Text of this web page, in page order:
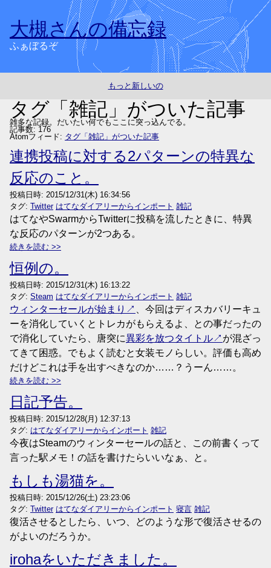
大槻さんの備忘録
ふぁぼるぞ
もっと新しいの
タグ「雑記」がついた記事
雑多な記録。だいたい何でもここに突っ込んでる。
記事数: 176
Atomフィード: タグ「雑記」がついた記事
連携投稿に対する2パターンの特異な
反応のこと。
投稿日時: 2015/12/31(木) 16:34:56
タグ: Twitter はてなダイアリーからインポート 雑記
はてなやSwarmからTwitterに投稿を流したときに、特異
な反応のパターンが2つある。
続きを読む
恒例の。
投稿日時: 2015/12/31(木) 16:13:22
タグ: Steam はてなダイアリーからインポート 雑記
ウィンターセールが始まり
、今回はディスカバリーキュ
ーを消化していくとトレカがもらえるよ、との事だったの
で消化していたら、唐突に異彩を放つタイトル
が混ざっ
てきて困惑。でもよく読むと女装モノらしい。評価も高め
だけどこれは手を出すべきなのか……？うーん……。
続きを読む
日記予告。
投稿日時: 2015/12/28(月) 12:37:13
タグ: はてなダイアリーからインポート 雑記
今夜はSteamのウィンターセールの話と、この前書くって
言った駅メモ！の話を書けたらいいなぁ、と。
もしも湯猫を。
投稿日時: 2015/12/26(土) 23:23:06
タグ: Twitter はてなダイアリーからインポート 寝言 雑記
復活させるとしたら、いつ、どのような形で復活させるの
がよいのだろうか。
irohaをいただきました。